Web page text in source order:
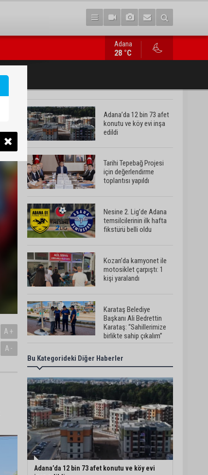
Nesine 2. Lig’de Adana temsilcilerinin ilk hafta fikstürü belli
Adana
28 °C
A+
A-
Adana’da 12 bin 73 afet
konutu ve köy evi inşa
edildi
Tarihi Tepebağ Projesi
için değerlendirme
toplantısı yapıldı
Nesine 2. Lig’de Adana
temsilcilerinin ilk hafta
fikstürü belli oldu
Kozan’da kamyonet ile
motosiklet çarpıştı: 1
kişi yaralandı
Karataş Belediye
Başkanı Ali Bedrettin
Karataş: “Sahillerimize
birlikte sahip çıkalım”
Pozantı’da İlçe
Jandarma Komutanlığı
ekipleri vatandaşları
dijital dolandırıcılığa
karşı uyardı
Adana Lezzet Festivali
için stratejik hazırlık
toplantısı yapıldı
Adana’da 478 yıllık
Kemeraltı Camii’nde
Bu Kategorideki Diğer Haberler
Adana’da 12 bin 73 afet konutu ve köy evi